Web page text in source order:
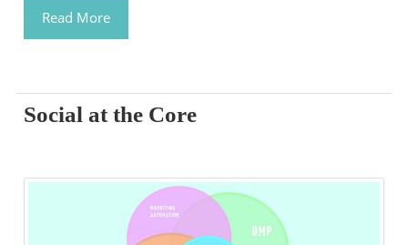
Read More
Social at the Core